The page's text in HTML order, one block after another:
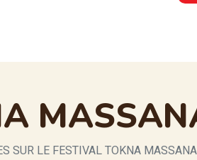
SUR LE FESTIVAL TOKNA